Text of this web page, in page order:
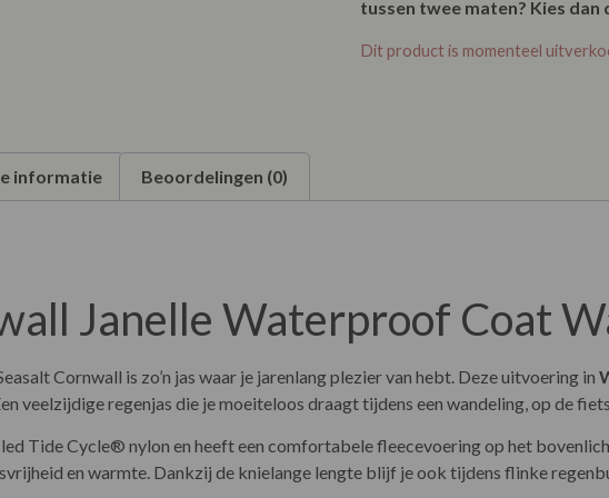
tussen twee maten? Kies
Dit product is momenteel
informatie Beoordelingen (0)
Janelle Waterproof Coat
Cornwall is zo’n jas waar je jarenlang plezier van hebt. Deze uitvoering in
veelzijdige regenjas die je moeiteloos draagt tijdens een wandeling, op de
Tide Cycle® nylon en heeft een comfortabele fleecevoering op het
en warmte. Dankzij de knielange lengte blijf je ook tijdens flinke